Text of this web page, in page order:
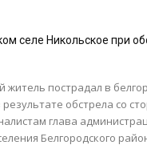
селе Никольское при
житель пострадал в
результате обстрела со
глава
Белгородского